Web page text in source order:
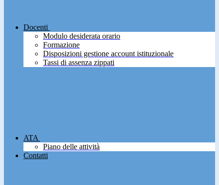
Docenti
Modulo desiderata orario
Formazione
Disposizioni gestione account istituzionale
Tassi di assenza zippati
ATA
Piano delle attività
Contatti